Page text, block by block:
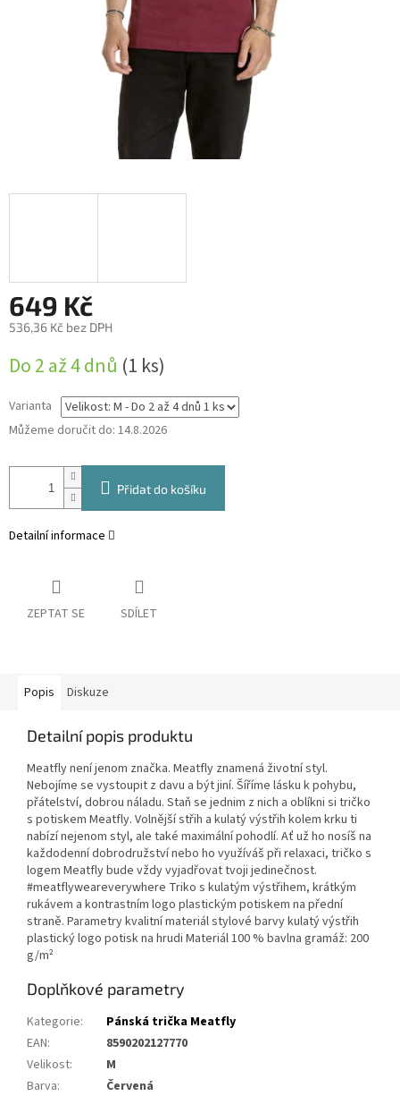
649 Kč
536,36 Kč bez DPH
cena:
Do 2 až 4 dnů (1 ks)
Varianta
Můžeme doručit do: 14.8.2026
Přidat do košíku
Detailní informace
ZEPTAT SE SDÍLET
Popis Diskuze
Detailní popis produktu
Meatfly není jenom značka. Meatfly znamená životní styl.
Nebojíme se vystoupit z davu a být jiní. Šíříme lásku k pohybu,
přátelství, dobrou náladu. Staň se jednim z nich a oblíkni si tričko
s potiskem Meatfly. Volnější střih a kulatý výstřih kolem krku ti
nabízí nejenom styl, ale také maximální pohodlí. Ať už ho nosíš na
každodenní dobrodružství nebo ho využíváš při relaxaci, tričko s
logem Meatfly bude vždy vyjadřovat tvoji jedinečnost.
#meatflyweareverywhere Triko s kulatým výstřihem, krátkým
rukávem a kontrastním logo plastickým potiskem na přední
straně. Parametry kvalitní materiál stylové barvy kulatý výstřih
plastický logo potisk na hrudi Materiál 100 % bavlna gramáž: 200
g/m²
Doplňkové parametry
Kategorie:
Pánská trička Meatfly
EAN:
8590202127770
Velikost:
M
Barva:
Červená